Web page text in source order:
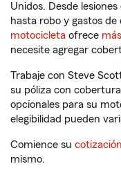
Unidos. Desde
hasta robo y gastos
motocicleta ofrece
necesite agregar
Trabaje con Steve
su póliza con
opcionales para su
elegibilidad pueden
Comience su
mismo.